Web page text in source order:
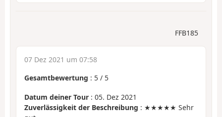
FFB185
07 Dez 2021 um 07:58
Gesamtbewertung : 5 / 5
Datum deiner Tour : 05. Dez 2021
Zuverlässigkeit der Beschreibung : ★★★★★ Sehr